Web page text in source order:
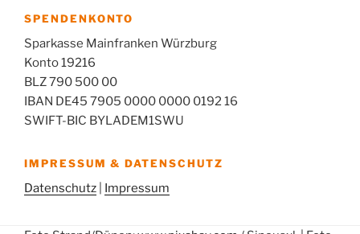
SPENDENKONTO
Sparkasse Mainfranken Würzburg
Konto 19216
BLZ 790 500 00
IBAN DE45 7905 0000 0000 0192 16
SWIFT-BIC BYLADEM1SWU
IMPRESSUM & DATENSCHUTZ
Datenschutz Impressum